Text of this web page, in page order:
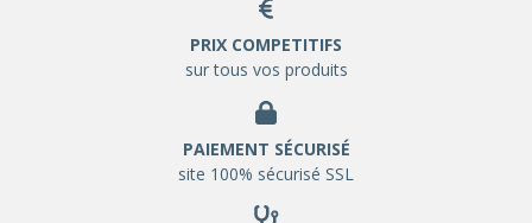
PRIX COMPETITIFS
sur tous vos produits
PAIEMENT SÉCURISÉ
site 100% sécurisé SSL